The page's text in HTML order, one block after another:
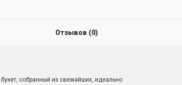
Отзывов (0)
собранный из свежайших, идеально